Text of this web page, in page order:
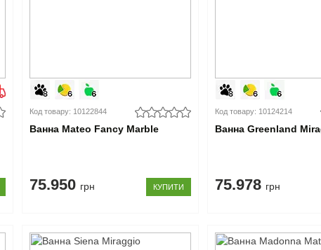
Код товару: 10122844
Ванна Mateo Fancy Marble
75.950 грн КУПИТИ
Код товару: 10124214
Ванна Greenland
75.978 грн